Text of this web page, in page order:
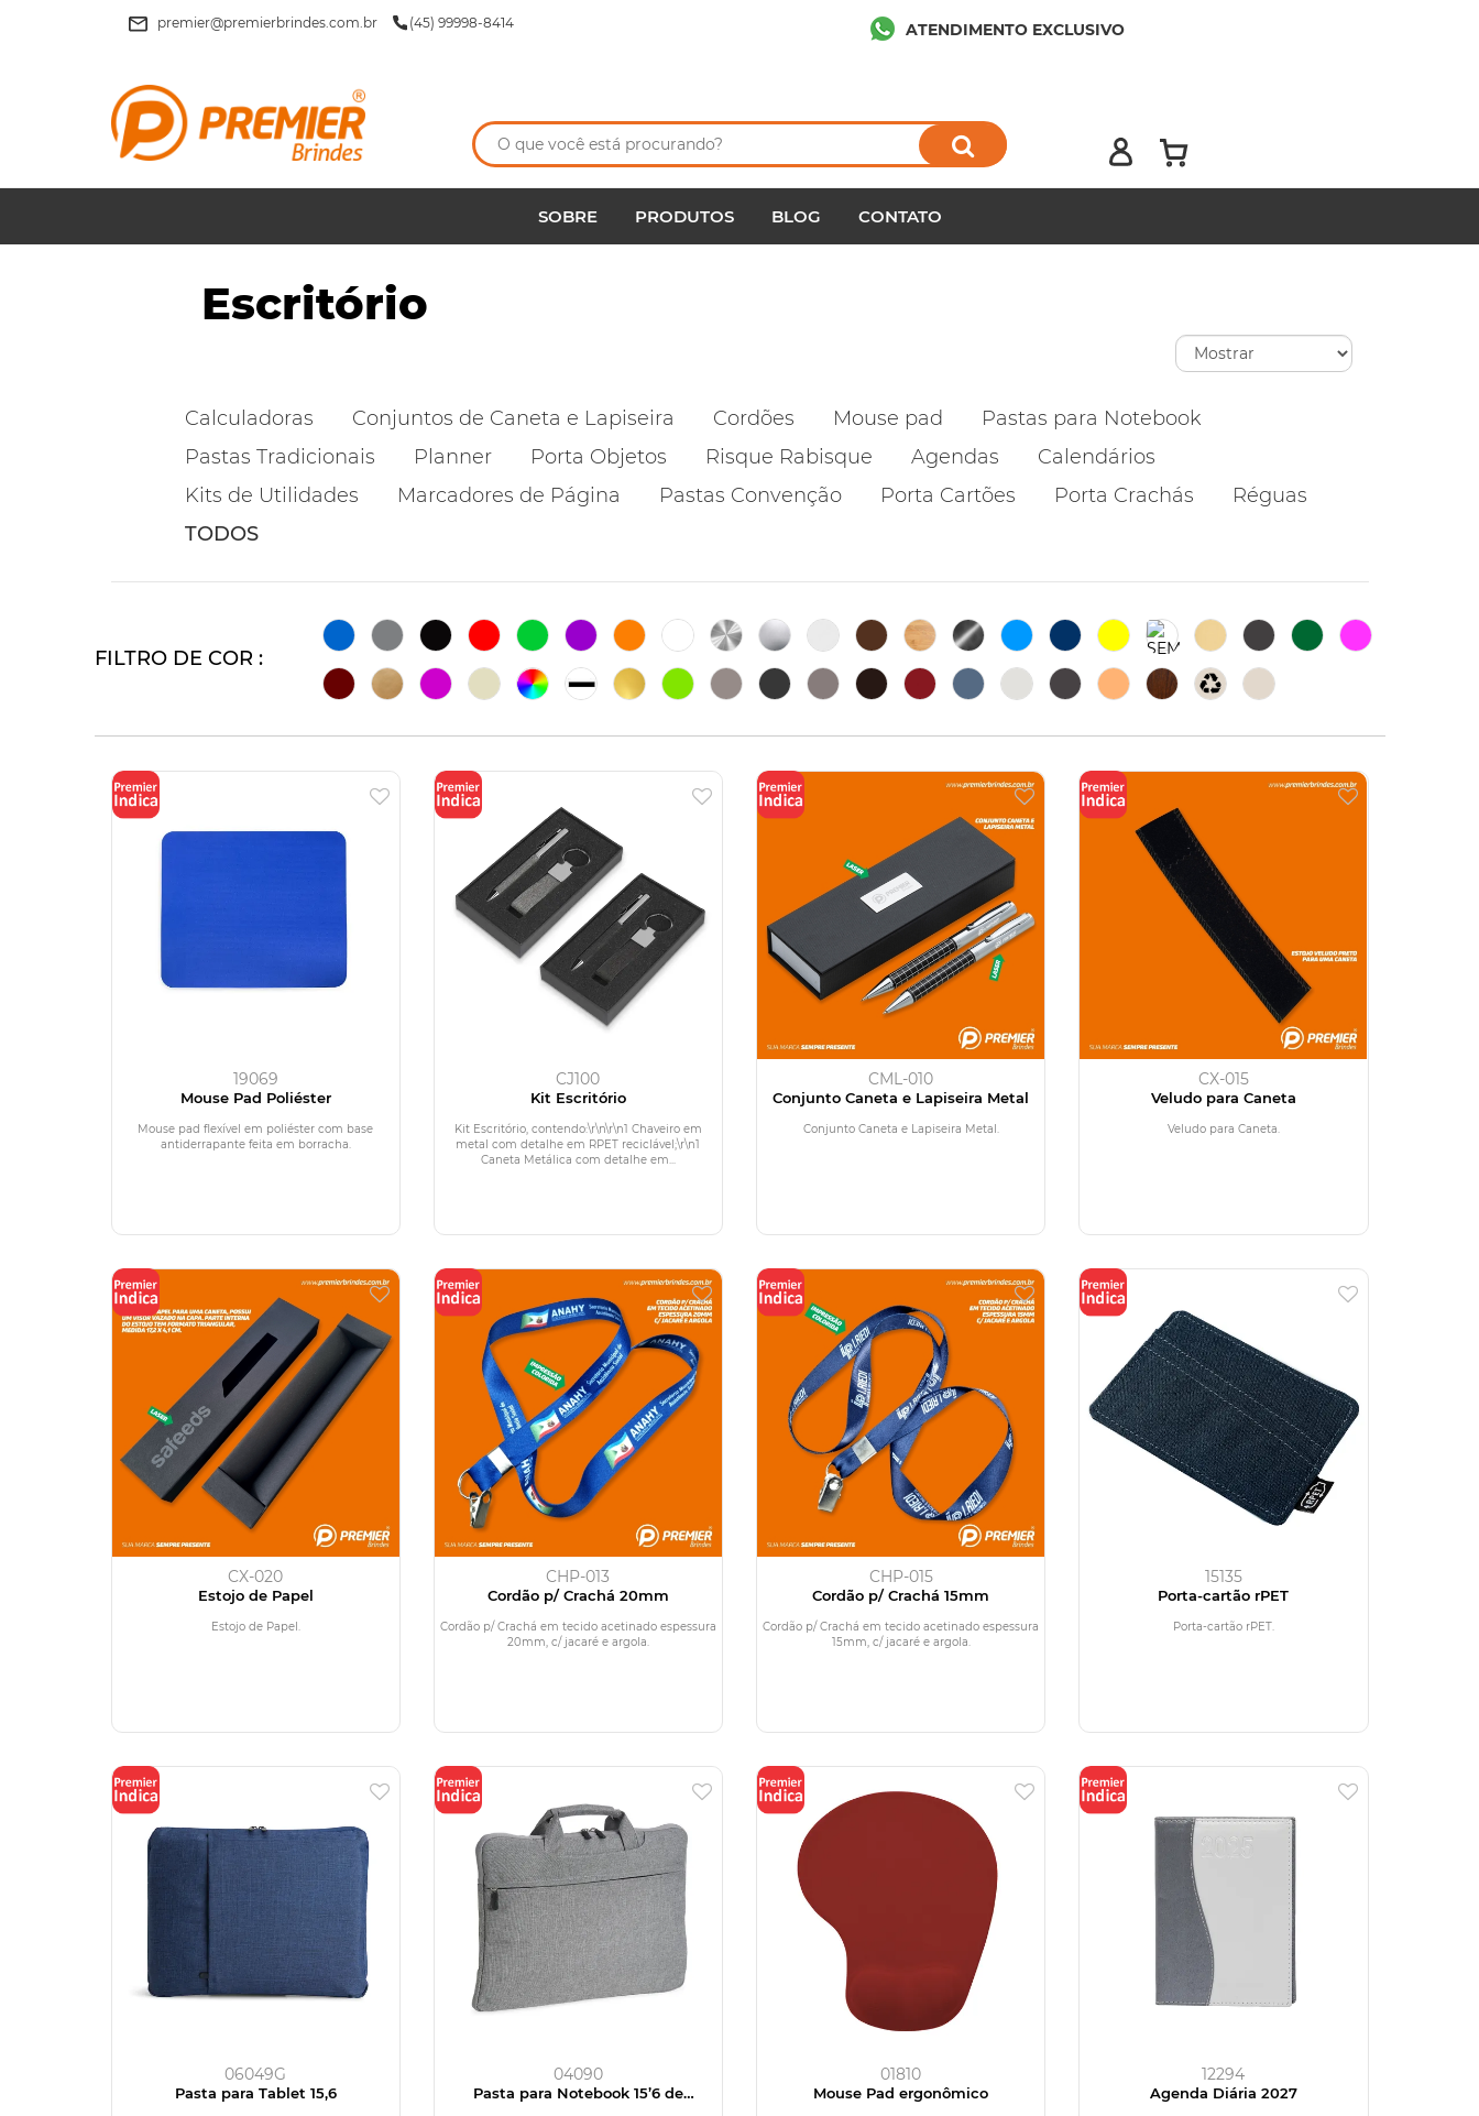
premier@premierbrindes.com.br (45) 99998-8414 ATENDIMENTO EXCLUSIVO
SOBRE PRODUTOS BLOG CONTATO
Escritório
Calculadoras Conjuntos de Caneta e Lapiseira Cordões Mouse pad
Pastas para Notebook
Pastas Tradicionais
Planner Porta Objetos Risque Rabisque Agendas
Calendários
Kits de Utilidades
Marcadores de Página Pastas Convenção Porta Cartões Porta Crachás
Réguas
TODOS
FILTRO DE COR :
19069
Mouse Pad Poliéster
Mouse pad flexível em poliéster com base
antiderrapante feita em borracha.
CJ100
Kit Escritório
Kit Escritório, contendo:\r\n\r\n1 Chaveiro em
metal com detalhe em RPET reciclável;\r\n1
Caneta Metálica com detalhe em...
CML-010
Conjunto Caneta e Lapiseira Metal
Conjunto Caneta e Lapiseira Metal.
CX-015
Veludo para Caneta
Veludo para Caneta.
CX-020
Estojo de Papel
Estojo de Papel.
CHP-013
Cordão p/ Crachá 20mm
Cordão p/ Crachá em tecido acetinado espessura
20mm, c/ jacaré e argola.
CHP-015
Cordão p/ Crachá 15mm
Cordão p/ Crachá em tecido acetinado espessura
15mm, c/ jacaré e argola.
15135
Porta-cartão rPET
Porta-cartão rPET.
06049G
Pasta para Tablet 15,6
04090
Pasta para Notebook 15’6 de
01810
Mouse Pad ergonômico
12294
Agenda Diária 2027